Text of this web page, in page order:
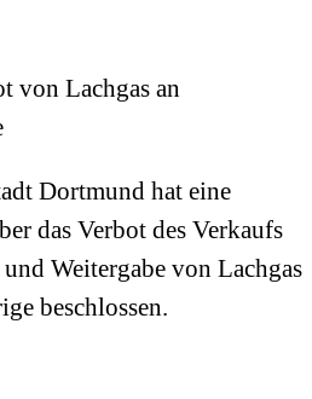
von Lachgas an
Dortmund hat eine
das Verbot des Verkaufs
Weitergabe von Lachgas
beschlossen.